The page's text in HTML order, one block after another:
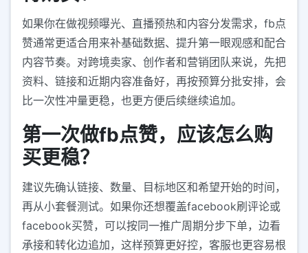
如果你在做视频曝光、直播预热和内容分发需求，fb点
赞通常更适合用来补基础数据、提升第一眼观感和配合
内容节奏。对跨境卖家、创作者和营销团队来说，先把
资料、链接和近期内容准备好，再按预算分批安排，会
比一次性冲量更稳，也更方便后续继续追加。
第一次做fb点赞，应该怎么购
买更稳？
建议先确认链接、数量、目标地区和希望开始的时间，
再从小套餐测试。如果你还想覆盖facebook刷评论或
facebook买赞，可以按同一推广周期分步下单，边看
承接和转化边追加，这样预算更好控，客服也更容易根